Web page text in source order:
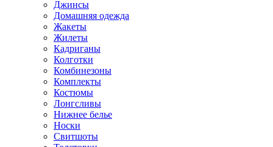
Джинсы
Домашняя одежда
Жакеты
Жилеты
Кадриганы
Колготки
Комбинезоны
Комплекты
Костюмы
Лонгсливы
Нижнее белье
Носки
Свитшоты